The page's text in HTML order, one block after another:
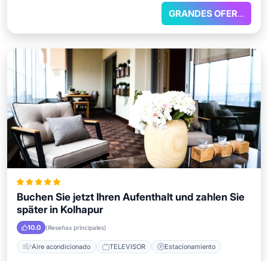
GRANDES OFERTAS
Buchen Sie jetzt Ihren Aufenthalt und zahlen Sie
später in Kolhapur
10.0 (Reseñas principales)
Aire acondicionado TELEVISOR Estacionamiento